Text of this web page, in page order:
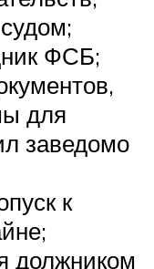
ФСБ;
для
заведомо
к
должником